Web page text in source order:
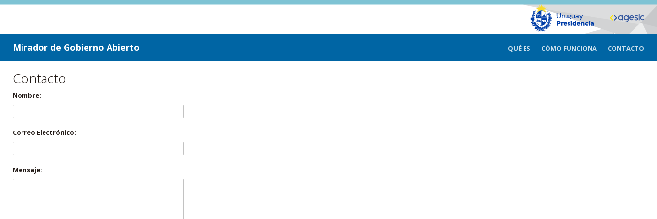
ir a contenido
ir al menú
Mirador de Gobierno Abierto QUÉ ES CÓMO FUNCIONA CONTACTO
Contacto
Nombre:
Correo Electrónico:
Mensaje: